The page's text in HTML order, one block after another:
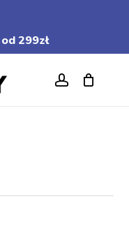
299zł
account